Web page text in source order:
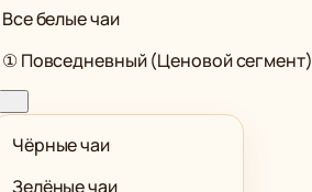
Все белые чаи
① Повседневный (Ценовой сегмент)
Чёрные чаи
Зелёные чаи